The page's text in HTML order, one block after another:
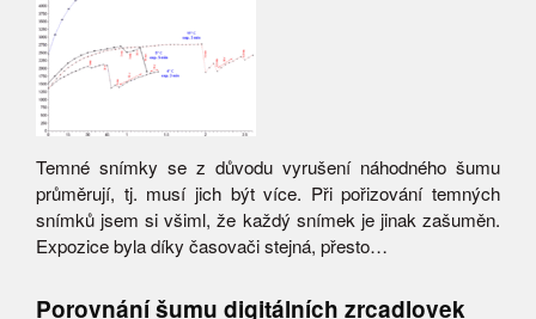
Temné snímky se z důvodu vyrušení náhodného šumu
průměrují, tj. musí jich být více. Při pořizování temných
snímků jsem si všiml, že každý snímek je jinak zašuměn.
Expozice byla díky časovači stejná, přesto…
Porovnání šumu digitálních zrcadlovek